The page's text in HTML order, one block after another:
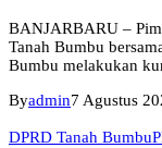
BANJARBARU –
Tanah Bumbu
Bumbu melakukan
Byadmin7 Agustus
DPRD Tanah Bumbu